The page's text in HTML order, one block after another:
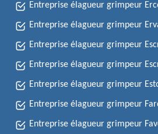
Entreprise élagueur grimpeur
Entreprise élagueur grimpeur
Entreprise élagueur grimpeur
Entreprise élagueur grimpeur
Entreprise élagueur grimpeur
Entreprise élagueur grimpeur
Entreprise élagueur grimpeur